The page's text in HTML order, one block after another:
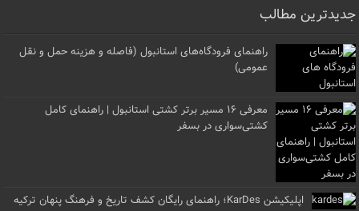
جدیدترین مطالب
راهنمای فرودگاه‌های استانبول (فاصله و هزینه حمل و نقل
عمومی)
معرفی ۱۶ مسیر برتر کشتی استانبول | راهنمای کامل
کشتی‌سواری در بسفر
اپلیکیشن KarDes؛ راهنمای رایگان کشف تاریخ و فرهنگ پنهان ترکیه